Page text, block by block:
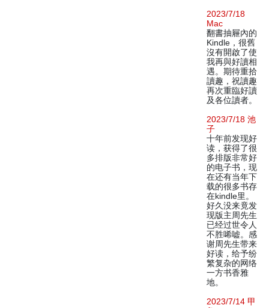
2023/7/18
Mac
翻書抽屜內的
Kindle，很舊
沒有開啟了使
我再與好讀相
遇。期待重拾
讀趣，祝讀趣
再次重臨好讀
及各位讀者。
2023/7/18 池
子
十年前发现好
读，获得了很
多排版非常好
的电子书，现
在还有当年下
载的很多书存
在kindle里。
好久没来竟发
现版主周先生
已经过世令人
不胜唏嘘。感
谢周先生带来
好读，给予纷
繁复杂的网络
一方书香雅
地。
2023/7/14 甲